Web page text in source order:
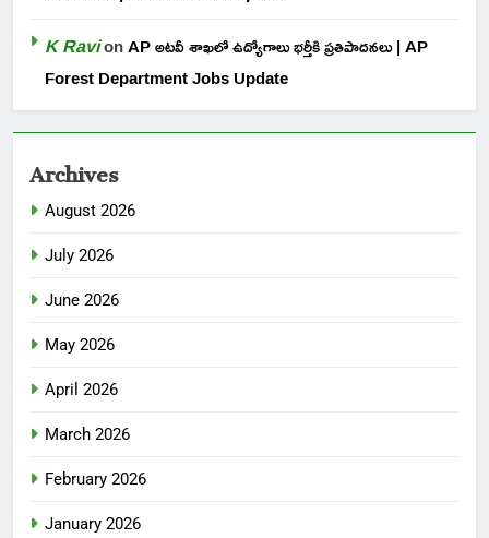
K RavionAP అటవీ శాఖలో ఉద్యోగాలు భర్తీకి ప్రతిపాదనలు | AP
Forest Department Jobs Update
Archives
August 2026
July 2026
June 2026
May 2026
April 2026
March 2026
February 2026
January 2026